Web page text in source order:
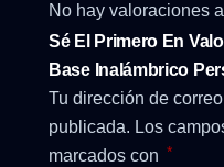
No hay valoraciones
Sé El Primero En
Base Inalámbrico
Tu dirección de
publicada. Los
marcados con *